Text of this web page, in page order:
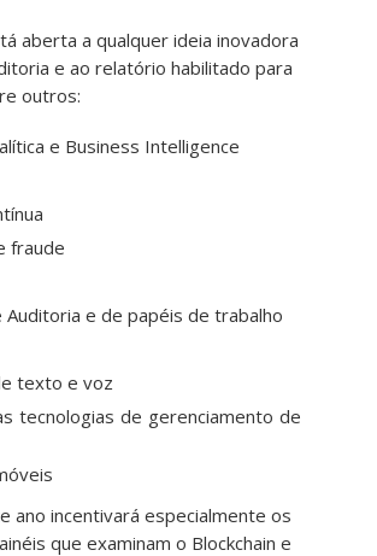
aberta a qualquer ideia inovadora
e ao relatório habilitado para
outros:
e Business Intelligence
fraude
e de papéis de trabalho
texto e voz
tecnologias de gerenciamento de
ano incentivará especialmente os
que examinam o Blockchain e